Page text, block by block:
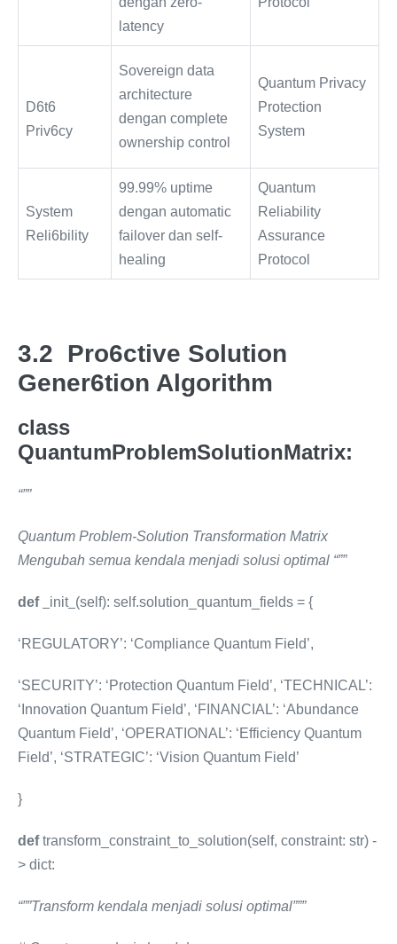
latency
D6t6
Priv6cy
Sovereign data
architecture
dengan complete
ownership control
Quantum Privacy
Protection
System
System
Reli6bility
99.99% uptime
dengan automatic
failover dan self-
healing
Quantum
Reliability
Assurance
Protocol
3.2 Pro6ctive Solution
Gener6tion Algorithm
class
QuantumProblemSolutionMatrix:
“””
Quantum Problem-Solution Transformation Matrix
Mengubah semua kendala menjadi solusi optimal “””
def init (self): self.solution_quantum_fields = {
‘REGULATORY’: ‘Compliance Quantum Field’,
‘SECURITY’: ‘Protection Quantum Field’, ‘TECHNICAL’:
‘Innovation Quantum Field’, ‘FINANCIAL’: ‘Abundance
Quantum Field’, ‘OPERATIONAL’: ‘Efficiency Quantum
Field’, ‘STRATEGIC’: ‘Vision Quantum Field’
}
deftransform_constraint_to_solution(self, constraint: str) -
> dict:
“””Transform kendala menjadi solusi optimal”””